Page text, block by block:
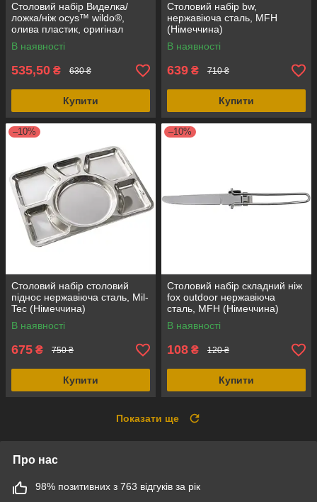
Столовий набір Виделка/
ложка/ніж ocys™ wildo®,
олива пластик, оригінал
Швеція
В наявності
535,50 ₴ 630 ₴
Купити
Столовий набір bw,
нержавіюча сталь, MFH
(Німеччина)
В наявності
639 ₴ 710 ₴
Купити
–10%
Столовий набір столовий
піднос нержавіюча сталь, Mil-
Tec (Німеччина)
В наявності
675 ₴ 750 ₴
Купити
–10%
Столовий набір складний ніж
fox outdoor нержавіюча
сталь, MFH (Німеччина)
В наявності
108 ₴ 120 ₴
Купити
Показати ще
Про нас
98% позитивних з 763 відгуків за рік